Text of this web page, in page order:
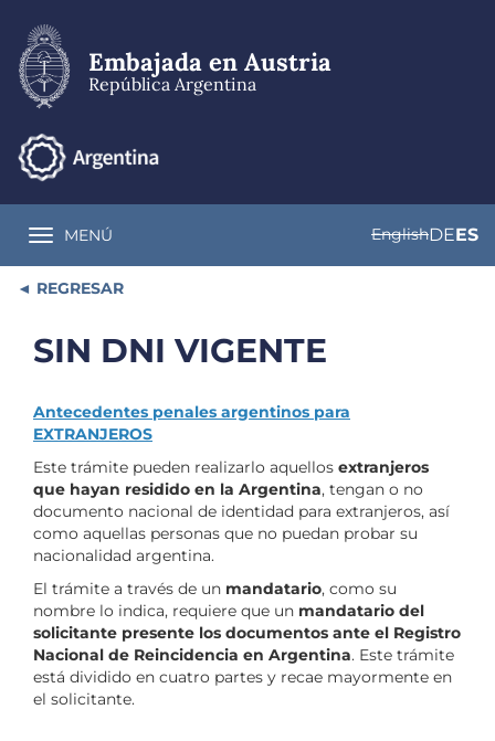
contenido
principal
Embajada en Austria
República Argentina
Toggle navigation
MENÚ EnglishDEES
REGRESAR
SIN DNI VIGENTE
Antecedentes penales argentinos para
EXTRANJEROS
Este trámite pueden realizarlo aquellos extranjeros
que hayan residido en la Argentina, tengan o no
documento nacional de identidad para extranjeros, así
como aquellas personas que no puedan probar su
nacionalidad argentina.
El trámite a través de un mandatario, como su
nombre lo indica, requiere que un mandatario del
solicitante presente los documentos ante el Registro
Nacional de Reincidencia en Argentina. Este trámite
está dividido en cuatro partes y recae mayormente en
el solicitante.